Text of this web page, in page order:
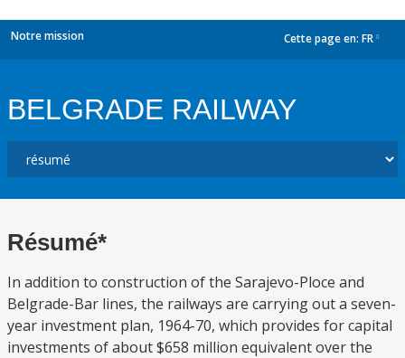
Notre mission Cette page en: FR
BELGRADE RAILWAY
Résumé*
In addition to construction of the Sarajevo-Ploce and
Belgrade-Bar lines, the railways are carrying out a seven-
year investment plan, 1964-70, which provides for capital
investments of about $658 million equivalent over the